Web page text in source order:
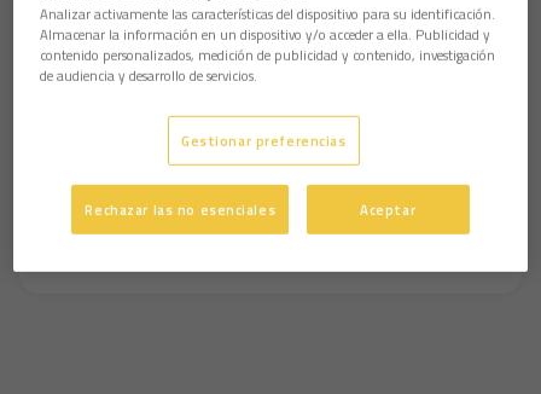
👏 El CM en día de partido #futbol #cadizcf
Analizar activamente las características del dispositivo para su identificación.
Almacenar la información en un dispositivo y/o acceder a ella. Publicidad y
contenido personalizados, medición de publicidad y contenido, investigación
de audiencia y desarrollo de servicios.
Gestionar preferencias
Rechazar las no esenciales Aceptar